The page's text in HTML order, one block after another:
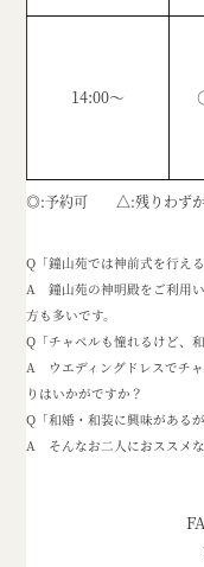
14:00～
◎ 予約可 △ 残りわずか
Q「鐘山苑では神前式を行える
A 鐘山苑の神明殿をご利用
方も多いです。
Q「チャペルも憧れるけど、
A ウエディングドレスでチ
りはいかがですか？
Q「和婚・和装に興味がある
A そんなお二人におススメな